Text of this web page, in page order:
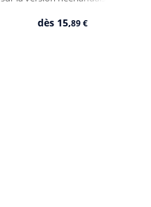
dès 15,89 €